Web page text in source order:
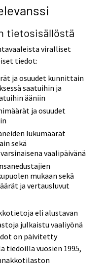
tietosisällöstä
viralliset
tiedot:
ja osuudet kunnittain
saatuihin ja
ääniin
ja osuudet
lukumäärät
sekä
vaalipäivänä
mukaan sekä
ja vertausluvut
eli alustavan
julkaistu vaaliyönä
on päivitetty
tiedoilla vuosien 1995,